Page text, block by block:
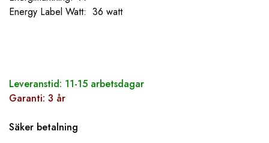
Energy Label Watt: 36 watt
Leveranstid: 11-15 arbetsdagar
Garanti: 3 år
Säker betalning